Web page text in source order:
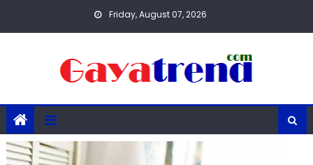
Friday, August 07, 2026